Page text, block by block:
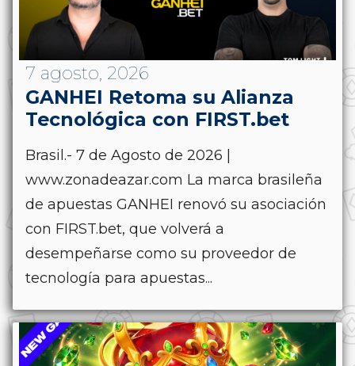
7 agosto, 2026
GANHEI Retoma su Alianza
Tecnológica con FIRST.bet
Brasil.- 7 de Agosto de 2026 |
www.zonadeazar.com La marca brasileña
de apuestas GANHEI renovó su asociación
con FIRST.bet, que volverá a
desempeñarse como su proveedor de
tecnología para apuestas...